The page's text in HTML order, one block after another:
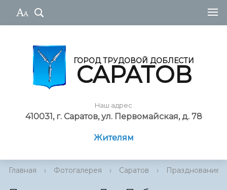
ГОРОД ТРУДОВОЙ ДОБЛЕСТИ
САРАТОВ
Наш адрес
410031, г. Саратов, ул. Первомайская, д. 78
Жителям
Главная › Фотогалерея › Саратов › Празднование